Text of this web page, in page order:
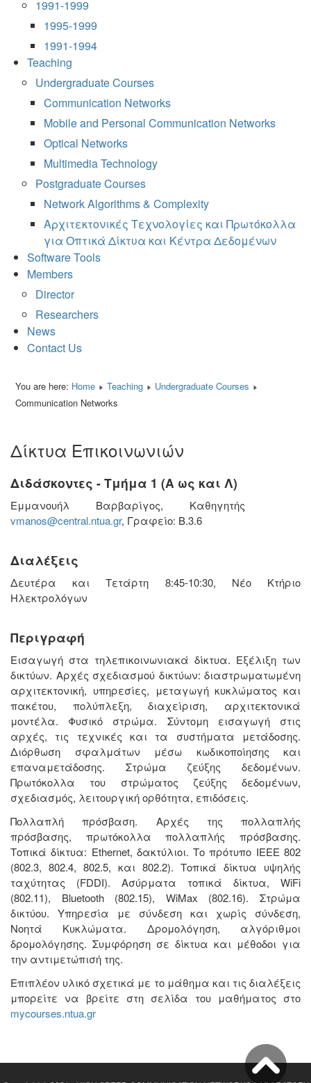
1991-1999
1995-1999
1991-1994
Teaching
Undergraduate Courses
Communication Networks
Mobile and Personal Communication Networks
Optical Networks
Multimedia Technology
Postgraduate Courses
Network Algorithms & Complexity
Αρχιτεκτονικές Τεχνολογίες και Πρωτόκολλα
για Οπτικά Δίκτυα και Κέντρα Δεδομένων
Software Tools
Members
Director
Researchers
News
Contact Us
You are here: Home Teaching
Undergraduate Courses
Communication Networks
Δίκτυα Επικοινωνιών
Διδάσκοντες - Τμήμα 1 (Α ως και Λ)
Εμμανουήλ Βαρβαρίγος, Καθηγητής
vmanos@central.ntua.gr, Γραφείο: Β.3.6
Διαλέξεις
Δευτέρα και Τετάρτη 8:45-10:30, Νέο Κτήριο
Ηλεκτρολόγων
Περιγραφή
Εισαγωγή στα τηλεπικοινωνιακά δίκτυα. Εξέλιξη των
δικτύων. Αρχές σχεδιασμού δικτύων: διαστρωματωμένη
αρχιτεκτονική, υπηρεσίες, μεταγωγή κυκλώματος και
πακέτου, πολύπλεξη, διαχείριση, αρχιτεκτονικά
μοντέλα. Φυσικό στρώμα. Σύντομη εισαγωγή στις
αρχές, τις τεχνικές και τα συστήματα μετάδοσης.
Διόρθωση σφαλμάτων μέσω κωδικοποίησης και
επαναμετάδοσης. Στρώμα ζεύξης δεδομένων.
Πρωτόκολλα του στρώματος ζεύξης δεδομένων,
σχεδιασμός, λειτουργική ορθότητα, επιδόσεις.
Πολλαπλή πρόσβαση. Αρχές της πολλαπλής
πρόσβασης, πρωτόκολλα πολλαπλής πρόσβασης.
Τοπικά δίκτυα: Ethernet, δακτύλιοι. Το πρότυπο IEEE 802
(802.3, 802.4, 802.5, και 802.2). Τοπικά δίκτυα υψηλής
ταχύτητας (FDDI). Ασύρματα τοπικά δίκτυα, WiFi
(802.11), Bluetooth (802.15), WiMax (802.16). Στρώμα
δικτύου. Υπηρεσία με σύνδεση και χωρίς σύνδεση,
Νοητά Κυκλώματα. Δρομολόγηση, αλγόριθμοι
δρομολόγησης. Συμφόρηση σε δίκτυα και μέθοδοι για
την αντιμετώπισή της.
Επιπλέον υλικό σχετικά με το μάθημα και τις διαλέξεις
μπορείτε να βρείτε στη σελίδα του μαθήματος στο
mycourses.ntua.gr